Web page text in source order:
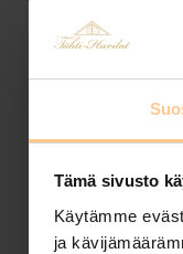
Tämä sivusto
Käytämme
ja